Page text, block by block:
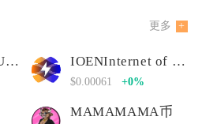
更多
LUCKYDOGELUCKYDOGE币 IOENInternet of Energy Network
$0.00061 +0%
MAMAMAMA币